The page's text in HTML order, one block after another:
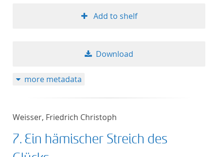
Add to shelf
Download
more metadata
Weisser, Friedrich Christoph
7. Ein hämischer Streich des